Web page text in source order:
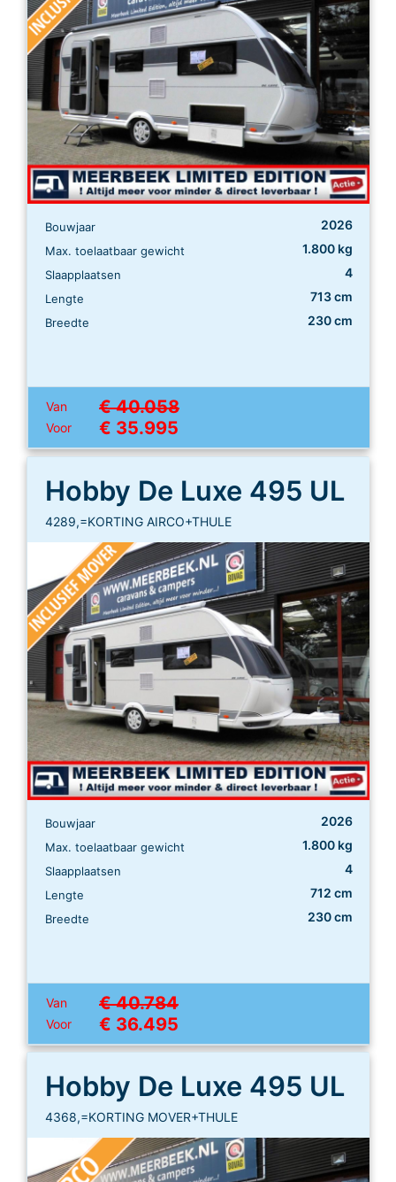
Bouwjaar 2026
Max. toelaatbaar gewicht 1.800 kg
Slaapplaatsen 4
Lengte 713 cm
Breedte 230 cm
Van € 40.058
Voor € 35.995
Hobby De Luxe 495 UL
4289,=KORTING AIRCO+THULE
Bouwjaar 2026
Max. toelaatbaar gewicht 1.800 kg
Slaapplaatsen 4
Lengte 712 cm
Breedte 230 cm
Van € 40.784
Voor € 36.495
Hobby De Luxe 495 UL
4368,=KORTING MOVER+THULE